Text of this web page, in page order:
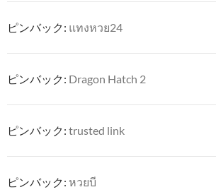
ピンバック: แทงหวย24
ピンバック: Dragon Hatch 2
ピンバック: trusted link
ピンバック: หวยบี